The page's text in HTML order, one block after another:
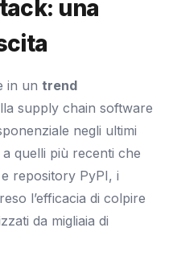
una
in un trend
supply chain software
negli ultimi
quelli più recenti che
repository PyPI, i
l’efficacia di colpire
da migliaia di